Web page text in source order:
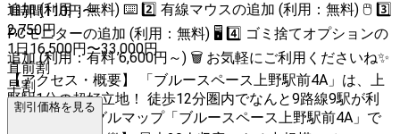
追加 (利用：無料) ⌨️ 2️⃣ 有線マウスの追加 (利用：無料) 🖱️ 3️⃣
PCモニターの追加 (利用：無料) 🖥️ 4️⃣ ゴミ捨てオプションの
追加 (利用：有料 6,600円～) 🗑️ お気軽にご利用くださいね✨
【アクセス・概要】 「ブルースペース上野駅前4A」は、上
野駅1分の超好立地！ 徒歩12分圏内でなんと9路線9駅が利
用可能♫ グーグルマップ「ブルースペース上野駅前4A」で
1時間110円〜
2,750円
1日16,500円〜33,000円
直前割
早割
割引価格を見る